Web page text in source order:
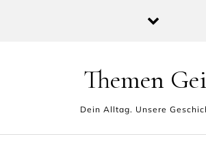
Themen
Dein Alltag. Unsere